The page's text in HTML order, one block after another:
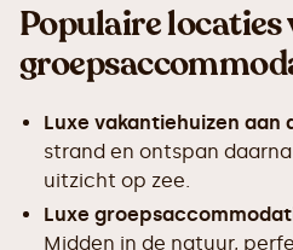
Populaire locaties
Luxe vakantiehuizen aan
strand en ontspan
uitzicht op zee.
Luxe
Midden in de natuur,